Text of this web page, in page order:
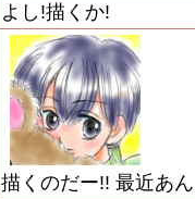
よし!描くか!
描くのだー!! 最近あ